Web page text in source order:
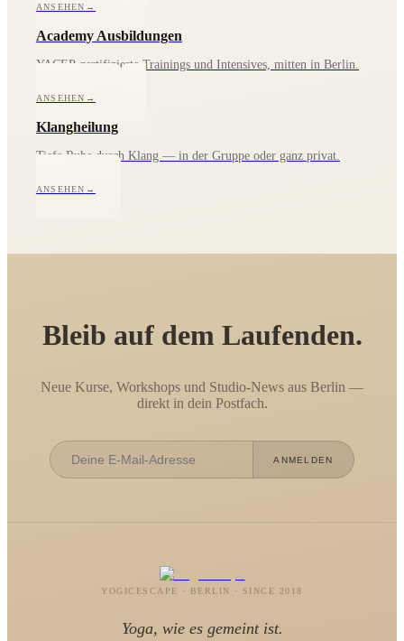
ANSEHEN →
Academy Ausbildungen
YACEP-zertifizierte Trainings und Intensives, mitten in Berlin.
ANSEHEN →
Klangheilung
Tiefe Ruhe durch Klang — in der Gruppe oder ganz privat.
ANSEHEN →
Bleib auf dem Laufenden.
Neue Kurse, Workshops und Studio-News aus Berlin —
direkt in dein Postfach.
ANMELDEN
YOGICESCAPE · BERLIN · SINCE 2018
Yoga, wie es gemeint ist.